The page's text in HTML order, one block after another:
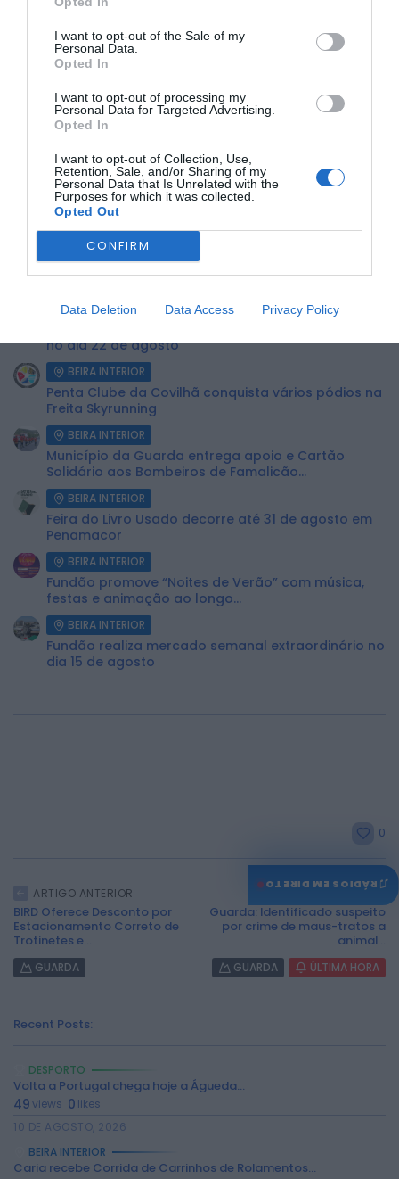
I want to opt-out of the Sale of my
Personal Data.
Opted In
I want to opt-out of processing my
Personal Data for Targeted Advertising.
Opted In
I want to opt-out of Collection, Use,
Retention, Sale, and/or Sharing of my
Personal Data that Is Unrelated with the
Purposes for which it was collected.
Opted Out
CONFIRM
Data Deletion Data Access Privacy Policy
Uma arma branca de abertura automática;
Sementes de canábis;
Material associado ao corte e acondicionamento do
produto estupefaciente.
comunicados ao Tribunal Judicial da Sertã.
ÚLTIMA HORA:
DESPORTO
Volta a Portugal chega hoje a Águeda com
camisola amarela em jogo...
BEIRA INTERIOR
no dia 22 de agosto
BEIRA INTERIOR
Penta Clube da Covilhã conquista vários pódios na
Freita Skyrunning
BEIRA INTERIOR
Município da Guarda entrega apoio e Cartão
Solidário aos Bombeiros de Famalicão...
BEIRA INTERIOR
Feira do Livro Usado decorre até 31 de agosto em
Penamacor
BEIRA INTERIOR
Fundão promove “Noites de Verão” com música,
festas e animação ao longo...
BEIRA INTERIOR
Fundão realiza mercado semanal extraordinário no
dia 15 de agosto
0
ARTIGO ANTERIOR
BIRD Oferece Desconto por
Estacionamento Correto de
Trotinetes e...
GUARDA
ARTIGO SEGUINTE
Guarda: Identificado suspeito
por crime de maus-tratos a
animal...
GUARDA ÚLTIMA HORA
Recent Posts:
DESPORTO
Volta a Portugal chega hoje a Águeda...
49views 0 likes
10 DE AGOSTO, 2026
BEIRA INTERIOR
Caria recebe Corrida de Carrinhos de Rolamentos...
♫
RÁDIOS EM DIRETO